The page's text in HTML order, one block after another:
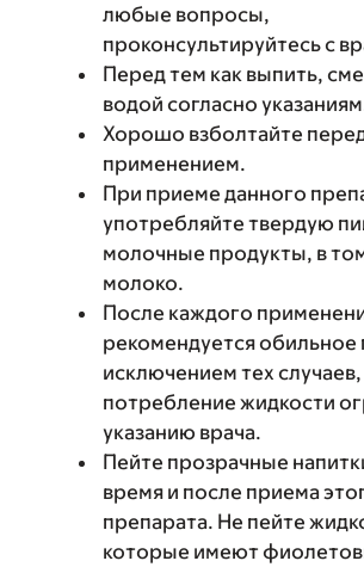
любые вопросы,
проконсультируйтесь с
Перед тем как выпить,
водой согласно
Хорошо взболтайте
применением.
При приеме данного
употребляйте твердую
молочные продукты, в
молоко.
После каждого
рекомендуется обильное
исключением тех случаев,
потребление жидкости
указанию врача.
Пейте прозрачные
время и после приема
препарата. Не пейте
которые имеют